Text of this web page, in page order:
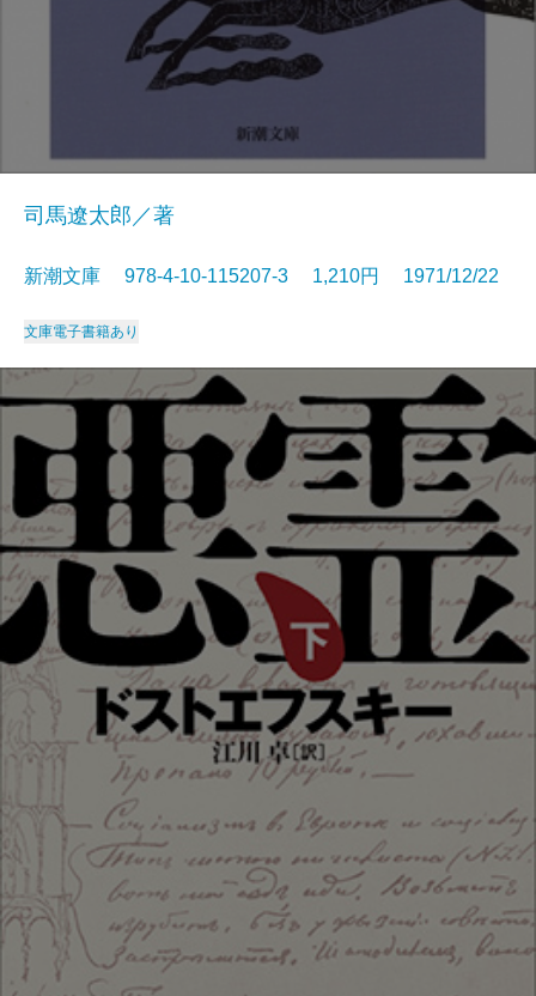
司馬遼太郎／著
新潮文庫 978-4-10-115207-3 1,210円 1971/12/22
文庫電子書籍あり